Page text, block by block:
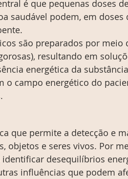
é que pequenas doses
saudável podem, em
são preparados por meio
resultando em
energética da
o campo energético do
que permite a detecção e
objetos e seres vivos. Por
desequilíbrios
influências que podem